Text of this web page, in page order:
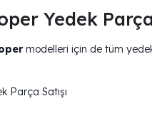
Yedek Parça
modelleri için de tüm